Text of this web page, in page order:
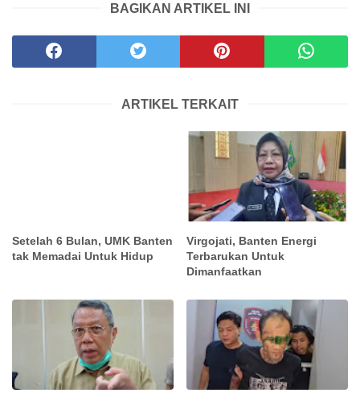
BAGIKAN ARTIKEL INI
ARTIKEL TERKAIT
Setelah 6 Bulan, UMK Banten
tak Memadai Untuk Hidup
Virgojati, Banten Energi
Terbarukan Untuk
Dimanfaatkan